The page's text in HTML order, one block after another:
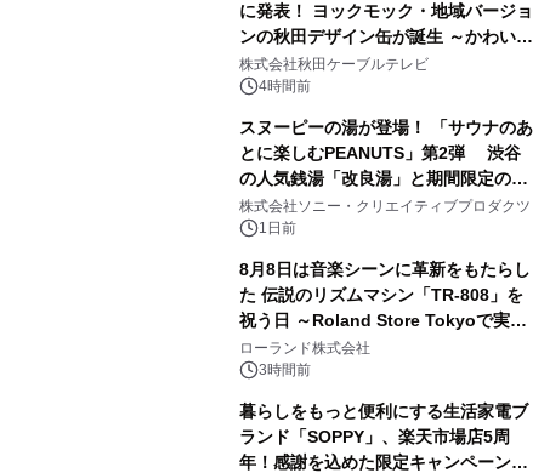
に発表！ ヨックモック・地域バージョ
ンの秋田デザイン缶が誕生 ～かわいい
秋田犬の子犬と秋田の四季と名所を巡
るパッケージ～ 9月1日(火)秋田県内で
株式会社秋田ケーブルテレビ
4時間前
スヌーピーの湯が登場！ 「サウナのあ
とに楽しむPEANUTS」第2弾 渋谷
の人気銭湯「改良湯」と期間限定のコ
ラボレーション サウナイキタイコラ
ボグッズも発売決定！
株式会社ソニー・クリエイティブプロダクツ
1日前
8月8日は音楽シーンに革新をもたらし
た 伝説のリズムマシン「TR-808」を
祝う日 ～Roland Store Tokyoで実機
を展示しての 記念キャンペーンを開
催 英国ラジオ「NTS」の 特別プログ
アーティストを フィーチャーしたアニ
メーションを公開～
ローランド株式会社
3時間前
暮らしをもっと便利にする生活家電ブ
ランド「SOPPY」、楽天市場店5周
年！感謝を込めた限定キャンペーンを